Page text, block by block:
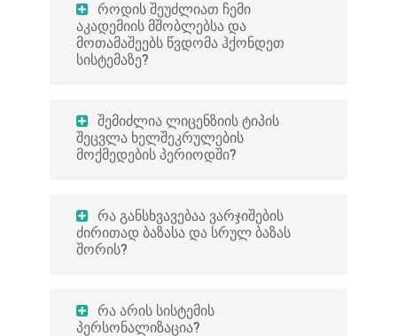
როდის შეუძლიათ ჩემი
აკადემიის მშობლებსა და
მოთამაშეებს წვდომა ჰქონდეთ
სისტემაზე?
შემიძლია ლიცენზიის ტიპის
შეცვლა ხელშეკრულების
მოქმედების პერიოდში?
რა განსხვავებაა ვარჯიშების
ძირითად ბაზასა და სრულ ბაზას
შორის?
რა არის სისტემის
პერსონალიზაცია?